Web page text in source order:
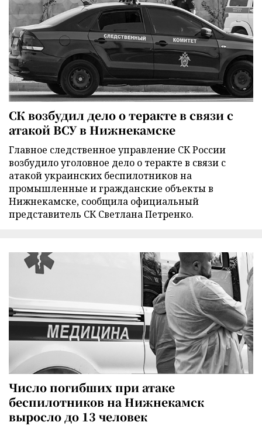
СК возбудил дело о теракте в связи с
атакой ВСУ в Нижнекамске
Главное следственное управление СК России
возбудило уголовное дело о теракте в связи с
атакой украинских беспилотников на
промышленные и гражданские объекты в
Нижнекамске, сообщила официальный
представитель СК Светлана Петренко.
Число погибших при атаке
беспилотников на Нижнекамск
выросло до 13 человек